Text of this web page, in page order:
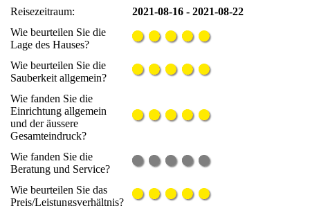
Reisezeitraum:
2021-08-16 - 2021-08-22
Wie beurteilen Sie die
Lage des Hauses?
Wie beurteilen Sie die
Sauberkeit allgemein?
Wie fanden Sie die
Einrichtung allgemein
und der äussere
Gesamteindruck?
Wie fanden Sie die
Beratung und Service?
Wie beurteilen Sie das
Preis/Leistungsverhältnis?